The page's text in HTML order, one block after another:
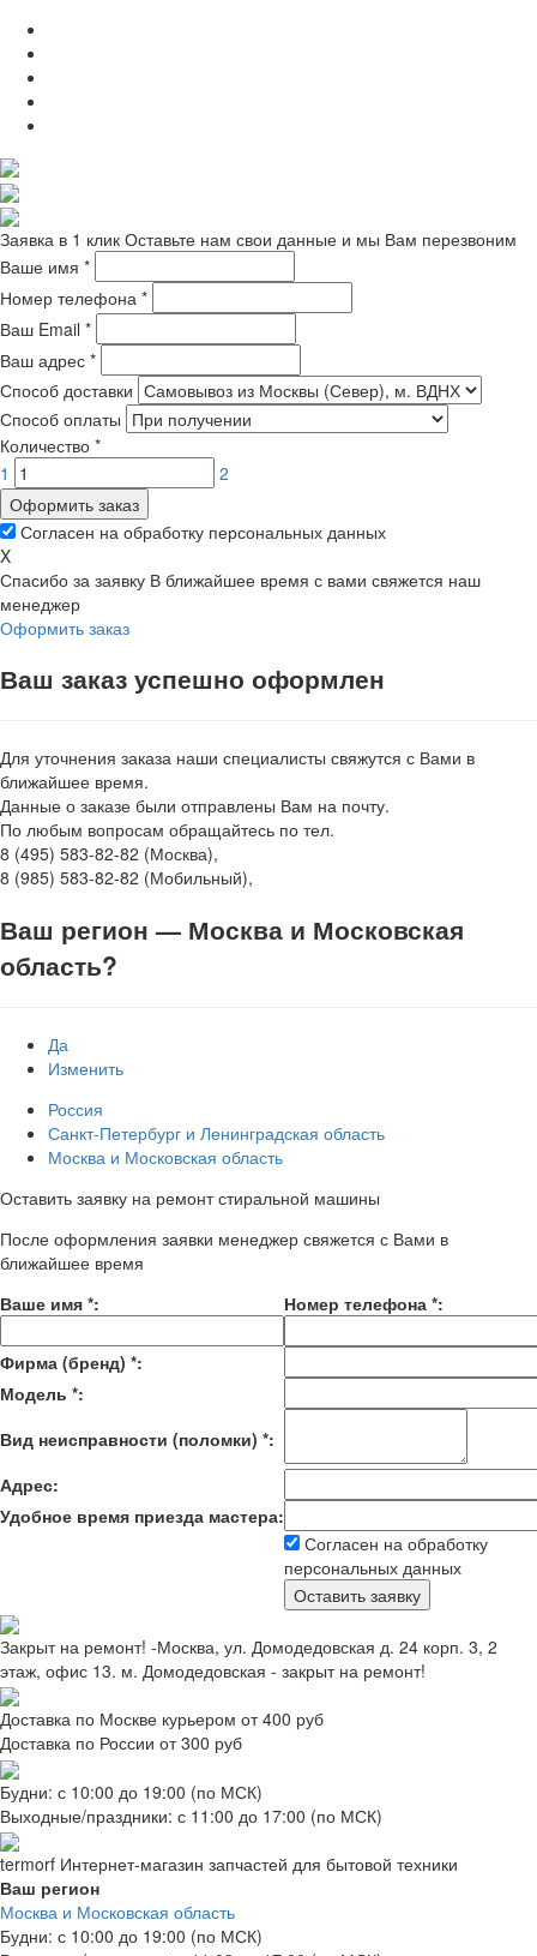
Заявка в 1 клик Оставьте нам свои данные и мы Вам перезвоним
Ваше имя *
Номер телефона *
Ваш Email *
Ваш адрес *
Способ доставки
Способ оплаты
Количество *
1
2
Оформить заказ
Согласен на обработку персональных данных
X
Спасибо за заявку В ближайшее время с вами свяжется наш
менеджер
Оформить заказ
Ваш заказ успешно оформлен
Для уточнения заказа наши специалисты свяжутся с Вами в
ближайшее время.
Данные о заказе были отправлены Вам на почту.
По любым вопросам обращайтесь по тел.
8 (495) 583-82-82 (Москва),
8 (985) 583-82-82 (Мобильный),
Ваш регион — Москва и Московская
область?
Да
Изменить
Россия
Санкт-Петербург и Ленинградская область
Москва и Московская область
Оставить заявку на ремонт стиральной машины
После оформления заявки менеджер свяжется с Вами в
ближайшее время
Ваше имя *: Номер телефона *:
Фирма (бренд) *:
Модель *:
Вид неисправности (поломки) *:
Адрес:
Удобное время приезда мастера:
Согласен на обработку
персональных данных
Закрыт на ремонт! -Москва, ул. Домодедовская д. 24 корп. 3, 2
этаж, офис 13. м. Домодедовская - закрыт на ремонт!
Доставка по Москве курьером от 400 руб
Доставка по России от 300 руб
Будни: с 10:00 до 19:00 (по МСК)
Выходные/праздники: с 11:00 до 17:00 (по МСК)
termorf Интернет-магазин запчастей для бытовой техники
Ваш регион
Москва и Московская область
Будни: с 10:00 до 19:00 (по МСК)